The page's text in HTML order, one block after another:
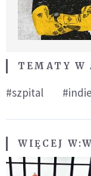
TEMATY W
#szpital #indie
WIĘCEJ W: